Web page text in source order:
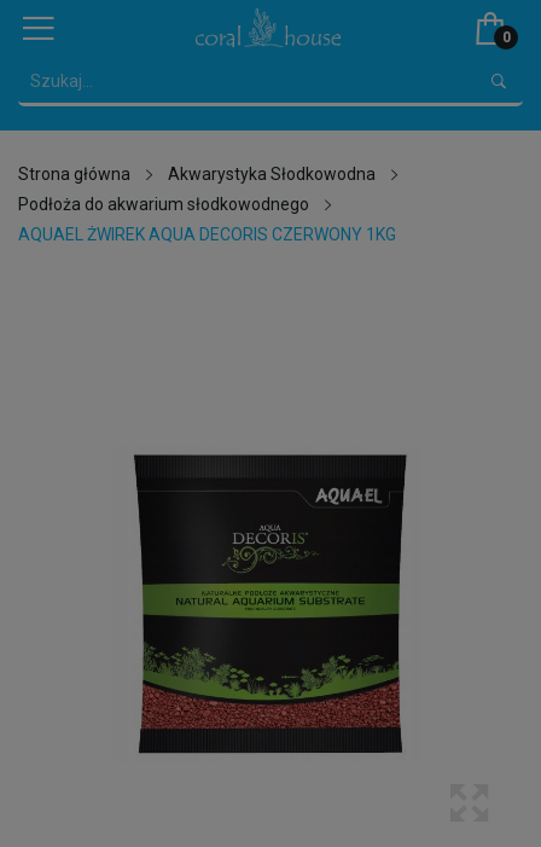
0
Strona główna
Akwarystyka Słodkowodna
Podłoża do akwarium słodkowodnego
AQUAEL ŻWIREK AQUA DECORIS CZERWONY 1KG